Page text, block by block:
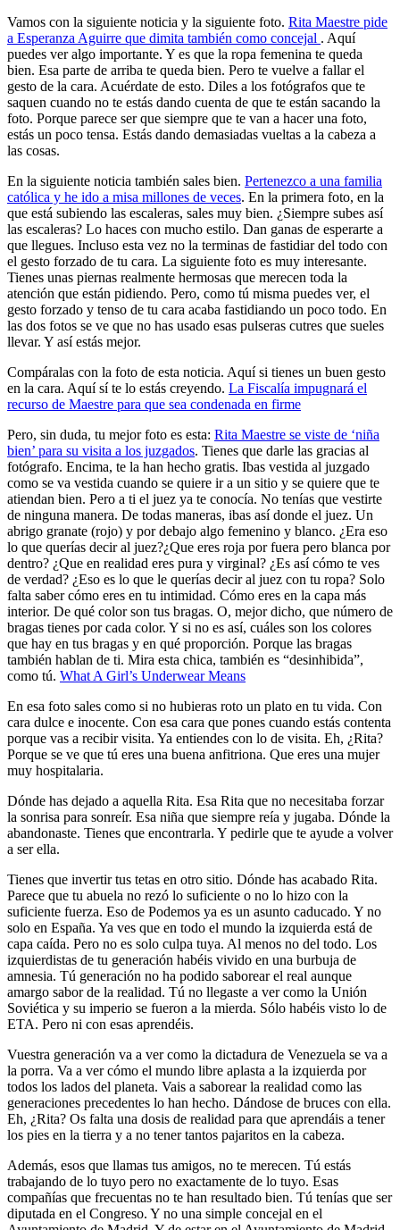
Vamos con la siguiente noticia y la siguiente foto. Rita Maestre pide
a Esperanza Aguirre que dimita también como concejal . Aquí
puedes ver algo importante. Y es que la ropa femenina te queda
bien. Esa parte de arriba te queda bien. Pero te vuelve a fallar el
gesto de la cara. Acuérdate de esto. Diles a los fotógrafos que te
saquen cuando no te estás dando cuenta de que te están sacando la
foto. Porque parece ser que siempre que te van a hacer una foto,
estás un poco tensa. Estás dando demasiadas vueltas a la cabeza a
las cosas.
En la siguiente noticia también sales bien. Pertenezco a una familia
católica y he ido a misa millones de veces. En la primera foto, en la
que está subiendo las escaleras, sales muy bien. ¿Siempre subes así
las escaleras? Lo haces con mucho estilo. Dan ganas de esperarte a
que llegues. Incluso esta vez no la terminas de fastidiar del todo con
el gesto forzado de tu cara. La siguiente foto es muy interesante.
Tienes unas piernas realmente hermosas que merecen toda la
atención que están pidiendo. Pero, como tú misma puedes ver, el
gesto forzado y tenso de tu cara acaba fastidiando un poco todo. En
las dos fotos se ve que no has usado esas pulseras cutres que sueles
llevar. Y así estás mejor.
Compáralas con la foto de esta noticia. Aquí si tienes un buen gesto
en la cara. Aquí sí te lo estás creyendo. La Fiscalía impugnará el
recurso de Maestre para que sea condenada en firme
Pero, sin duda, tu mejor foto es esta: Rita Maestre se viste de ‘niña
bien’ para su visita a los juzgados. Tienes que darle las gracias al
fotógrafo. Encima, te la han hecho gratis. Ibas vestida al juzgado
como se va vestida cuando se quiere ir a un sitio y se quiere que te
atiendan bien. Pero a ti el juez ya te conocía. No tenías que vestirte
de ninguna manera. De todas maneras, ibas así donde el juez. Un
abrigo granate (rojo) y por debajo algo femenino y blanco. ¿Era eso
lo que querías decir al juez?¿Que eres roja por fuera pero blanca por
dentro? ¿Que en realidad eres pura y virginal? ¿Es así cómo te ves
de verdad? ¿Eso es lo que le querías decir al juez con tu ropa? Solo
falta saber cómo eres en tu intimidad. Cómo eres en la capa más
interior. De qué color son tus bragas. O, mejor dicho, que número de
bragas tienes por cada color. Y si no es así, cuáles son los colores
que hay en tus bragas y en qué proporción. Porque las bragas
también hablan de ti. Mira esta chica, también es “desinhibida”,
como tú. What A Girl’s Underwear Means
En esa foto sales como si no hubieras roto un plato en tu vida. Con
cara dulce e inocente. Con esa cara que pones cuando estás contenta
porque vas a recibir visita. Ya entiendes con lo de visita. Eh, ¿Rita?
Porque se ve que tú eres una buena anfitriona. Que eres una mujer
muy hospitalaria.
Dónde has dejado a aquella Rita. Esa Rita que no necesitaba forzar
la sonrisa para sonreír. Esa niña que siempre reía y jugaba. Dónde la
abandonaste. Tienes que encontrarla. Y pedirle que te ayude a volver
a ser ella.
Tienes que invertir tus tetas en otro sitio. Dónde has acabado Rita.
Parece que tu abuela no rezó lo suficiente o no lo hizo con la
suficiente fuerza. Eso de Podemos ya es un asunto caducado. Y no
solo en España. Ya ves que en todo el mundo la izquierda está de
capa caída. Pero no es solo culpa tuya. Al menos no del todo. Los
izquierdistas de tu generación habéis vivido en una burbuja de
amnesia. Tú generación no ha podido saborear el real aunque
amargo sabor de la realidad. Tú no llegaste a ver como la Unión
Soviética y su imperio se fueron a la mierda. Sólo habéis visto lo de
ETA. Pero ni con esas aprendéis.
Vuestra generación va a ver como la dictadura de Venezuela se va a
la porra. Va a ver cómo el mundo libre aplasta a la izquierda por
todos los lados del planeta. Vais a saborear la realidad como las
generaciones precedentes lo han hecho. Dándose de bruces con ella.
Eh, ¿Rita? Os falta una dosis de realidad para que aprendáis a tener
los pies en la tierra y a no tener tantos pajaritos en la cabeza.
Además, esos que llamas tus amigos, no te merecen. Tú estás
trabajando de lo tuyo pero no exactamente de lo tuyo. Esas
compañías que frecuentas no te han resultado bien. Tú tenías que ser
diputada en el Congreso. Y no una simple concejal en el